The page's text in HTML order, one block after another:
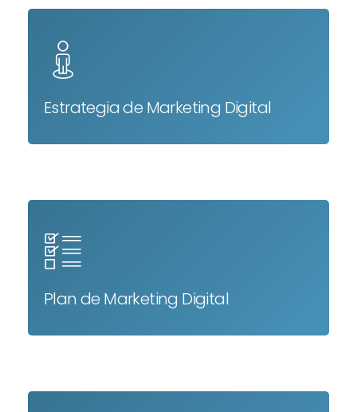
Estrategia de Marketing Digital
Plan de Marketing Digital